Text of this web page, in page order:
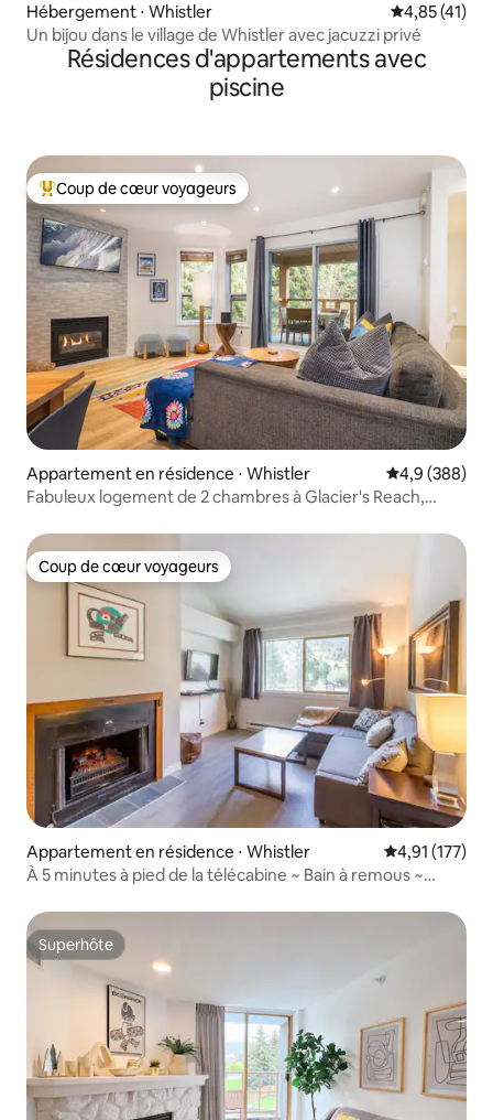
Hébergement ⋅ Whistler Évaluation
4,85 (41)
Un bijou dans le village de Whistler avec jacuzzi privé
Résidences d'appartements avec
piscine
Coups de cœur voyageurs les plus appréciés
Coup de cœur voyageurs
Appartement en résidence ⋅ Whistler Évaluation
4,9 (388)
Fabuleux logement de 2 chambres à Glacier's Reach,
Coup de cœur voyageurs
Coup de cœur voyageurs
Appartement en résidence ⋅ Whistler Évaluation
4,91 (177)
À 5 minutes à pied de la télécabine ~ Bain à remous ~
Superhôte
Superhôte